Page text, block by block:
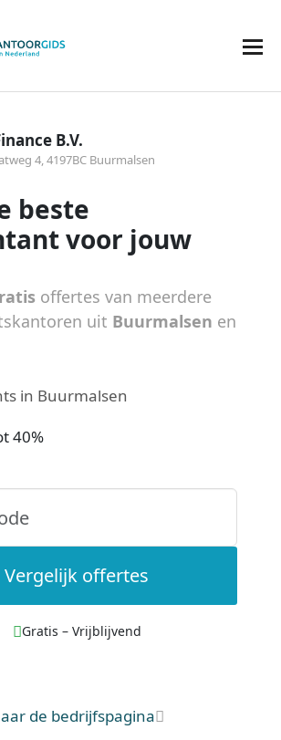
B.V.
4, 4197BC Buurmalsen
beste
voor jouw
offertes van meerdere
uit Buurmalsen en
in Buurmalsen
40%
Vergelijk offertes
Gratis – Vrijblijvend
de bedrijfspagina